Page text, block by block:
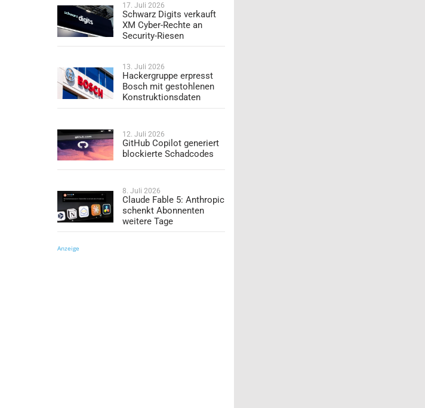
17. Juli 2026
Schwarz Digits verkauft
XM Cyber-Rechte an
Security-Riesen
13. Juli 2026
Hackergruppe erpresst
Bosch mit gestohlenen
Konstruktionsdaten
12. Juli 2026
GitHub Copilot generiert
blockierte Schadcodes
8. Juli 2026
Claude Fable 5: Anthropic
schenkt Abonnenten
weitere Tage
Anzeige